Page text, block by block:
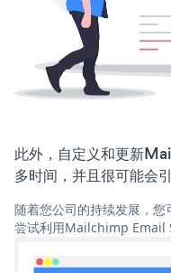
此外，自定义和更新
多时间，并且很可能会
随着您公司的持续发展，
尝试利用Mailchimp Email